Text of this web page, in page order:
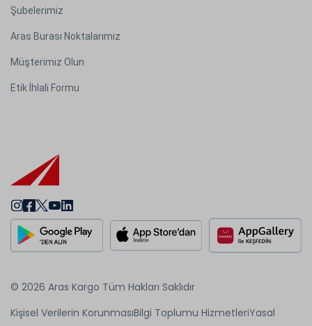
Şubelerimiz
Aras Burası Noktalarımız
Müşterimiz Olun
Etik İhlali Formu
© 2026 Aras Kargo Tüm Hakları Saklıdır
Kişisel Verilerin KorunmasıBilgi Toplumu HizmetleriYasal